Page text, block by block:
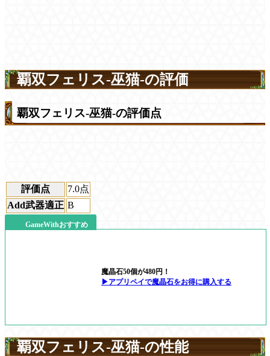
覇双フェリス-巫猫-の評価
覇双フェリス-巫猫-の評価点
評価点 7.0点
Add武器適正 B
GameWithおすすめ
魔晶石50個が480円！
▶アプリペイで魔晶石をお得に購入する
覇双フェリス-巫猫-の性能